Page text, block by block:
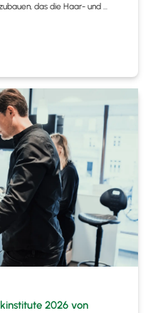
das die Haar- und …
2026 von